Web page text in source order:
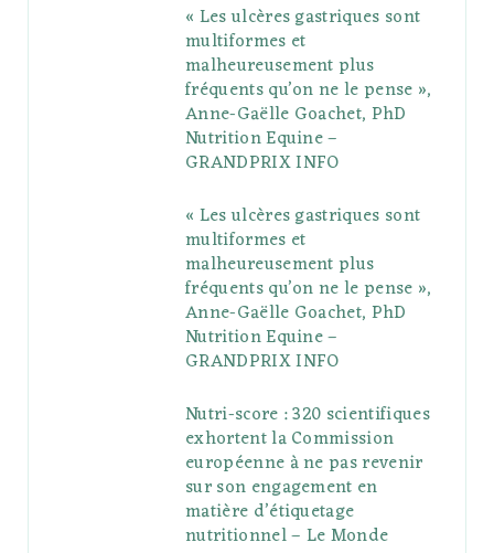
e
P
l
s
g
r
a
m
r
e
s
r
« Les ulcères gastriques sont
multiformes et
malheureusement plus
fréquents qu’on ne le pense »,
Anne-Gaëlle Goachet, PhD
Nutrition Equine –
GRANDPRIX INFO
« Les ulcères gastriques sont
multiformes et
malheureusement plus
fréquents qu’on ne le pense »,
Anne-Gaëlle Goachet, PhD
Nutrition Equine –
GRANDPRIX INFO
Nutri-score : 320 scientifiques
exhortent la Commission
européenne à ne pas revenir
sur son engagement en
matière d’étiquetage
nutritionnel – Le Monde